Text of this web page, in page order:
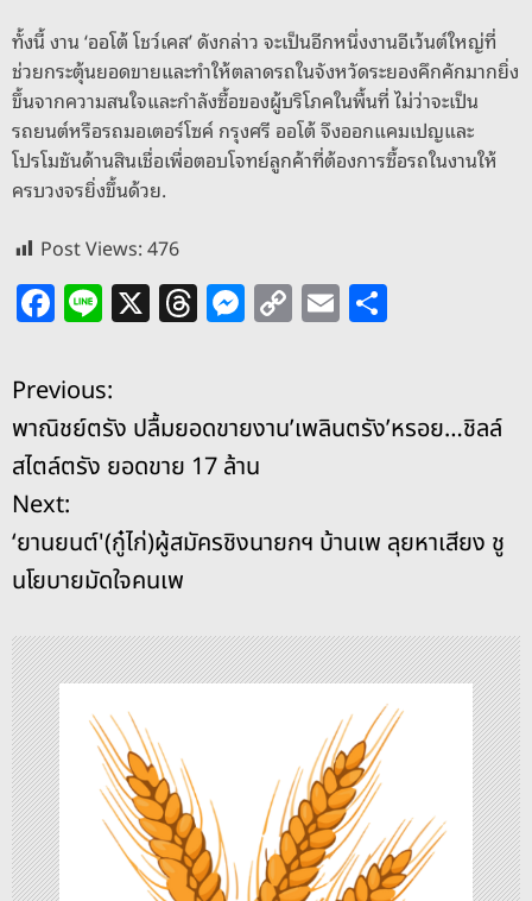
ทั้งนี้ งาน ‘ออโต้ โชว์เคส’ ดังกล่าว จะเป็นอีกหนึ่งงานอีเว้นต์ใหญ่ที่
ช่วยกระตุ้นยอดขายและทำให้ตลาดรถในจังหวัดระยองคึกคักมากยิ่ง
ขึ้นจากความสนใจและกำลังซื้อของผู้บริโภคในพื้นที่ ไม่ว่าจะเป็น
รถยนต์หรือรถมอเตอร์โซค์ กรุงศรี ออโต้ จึงออกแคมเปญและ
โปรโมชันด้านสินเชื่อเพื่อตอบโจทย์ลูกค้าที่ต้องการซื้อรถในงานให้
ครบวงจรยิ่งขึ้นด้วย.
Post Views:476
F
a
c
e
b
o
o
k
Li
n
e
X T
h
a
d
s
M
e
e
n
g
er
C
o
y
Li
k
E
m
l e
แ
น
ะ
แ
น
ว
เ
รื่
อ
Previous:
พาณิชย์ตรัง ปลื้มยอดขายงาน’เพลินตรัง’หรอย…ชิลล์
สไตล์ตรัง ยอดขาย 17 ล้าน
Next:
‘ยานยนต์'(กู๋ไก่)ผู้สมัครชิงนายกฯ บ้านเพ ลุยหาเสียง ชู
นโยบายมัดใจคนเพ